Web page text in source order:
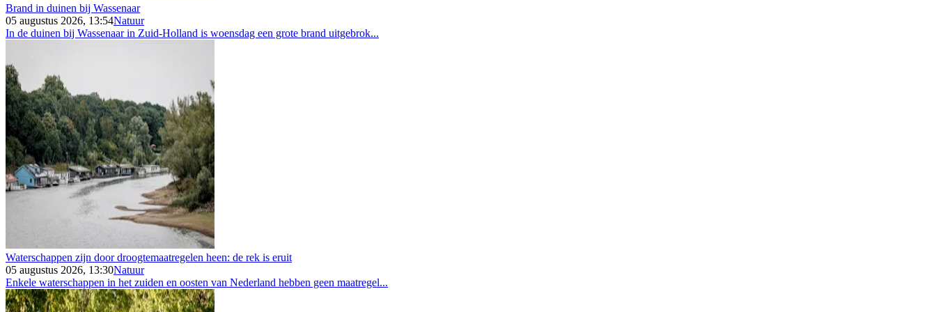
Brand in duinen bij Wassenaar
05 augustus 2026, 13:54Natuur
In de duinen bij Wassenaar in Zuid-Holland is woensdag een grote brand uitgebrok...
Waterschappen zijn door droogtemaatregelen heen: de rek is eruit
05 augustus 2026, 13:30Natuur
Enkele waterschappen in het zuiden en oosten van Nederland hebben geen maatregel...